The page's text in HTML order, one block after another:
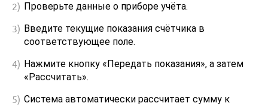
Проверьте данные о приборе учёта.
Введите текущие показания счётчика в
соответствующее поле.
Нажмите кнопку «Передать показания», а затем
«Рассчитать».
Система автоматически рассчитает сумму к